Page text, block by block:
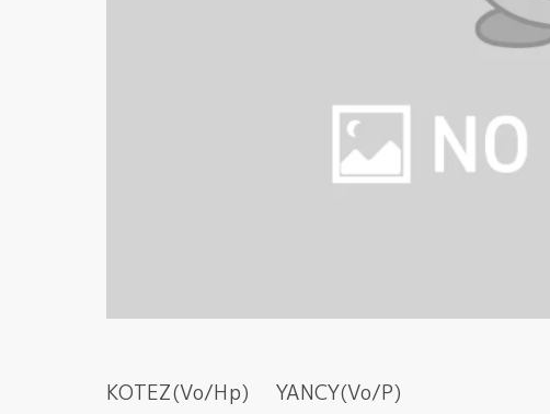
KOTEZ(Vo/Hp) YANCY(Vo/P)